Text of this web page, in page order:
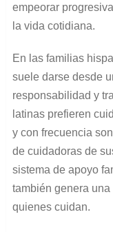
empeorar
la vida cotidiana.
En las familias
suele darse desde
responsabilidad y
latinas prefieren
y con frecuencia
de cuidadoras de
sistema de apoyo
también genera
quienes cuidan.